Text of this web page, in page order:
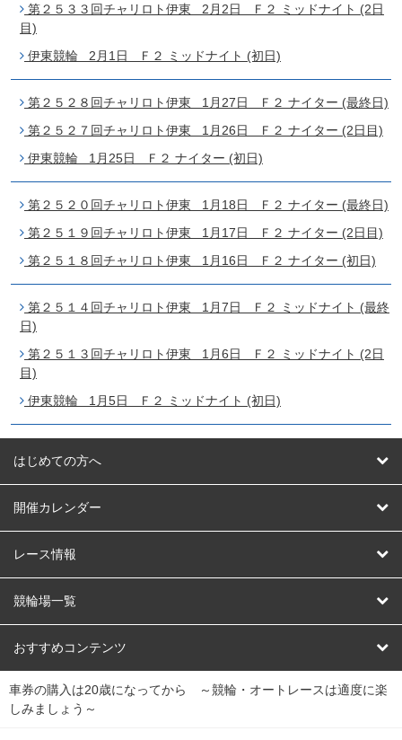
第２５３３回チャリロト伊東 2月2日 Ｆ２ ミッドナイト (2日
目)
伊東競輪 2月1日 Ｆ２ ミッドナイト (初日)
第２５２８回チャリロト伊東 1月27日 Ｆ２ ナイター (最終日)
第２５２７回チャリロト伊東 1月26日 Ｆ２ ナイター (2日目)
伊東競輪 1月25日 Ｆ２ ナイター (初日)
第２５２０回チャリロト伊東 1月18日 Ｆ２ ナイター (最終日)
第２５１９回チャリロト伊東 1月17日 Ｆ２ ナイター (2日目)
第２５１８回チャリロト伊東 1月16日 Ｆ２ ナイター (初日)
第２５１４回チャリロト伊東 1月7日 Ｆ２ ミッドナイト (最終
日)
第２５１３回チャリロト伊東 1月6日 Ｆ２ ミッドナイト (2日
目)
伊東競輪 1月5日 Ｆ２ ミッドナイト (初日)
はじめての方へ
はじめての方へ
開催カレンダー
競輪
オートレース
競輪くじ
Dokanto!
レース情報
レース予想
レース結果
キャリーオーバー一覧
競輪場一覧
北日本 函館競輪場
関
東
弥彦競輪場 前橋競輪場 取手競輪場 宇都宮競輪場
おすすめコンテンツ
競輪選手情報
車券の購入は20歳になってから ～競輪・オートレースは適度に楽
しみましょう～